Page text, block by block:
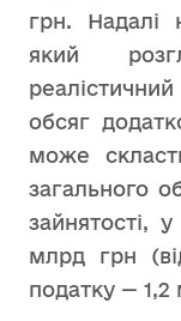
грн. Надалі
який
обсяг
може
загального
зайнятості,
млрд грн
податку — 1,2